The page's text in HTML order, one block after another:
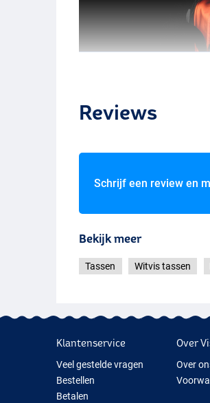
Reviews
Schrijf een review en
Bekijk meer
Tassen Witvis tassen
Klantenservice
Veel gestelde vragen
Bestellen
Betalen
Over
Over